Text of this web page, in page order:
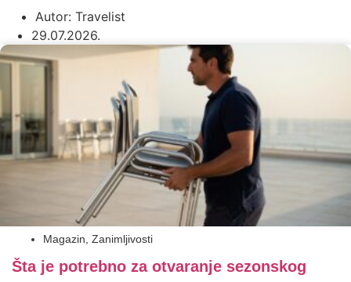
Autor: Travelist
29.07.2026.
Magazin Zanimljivosti
Šta je potrebno za otvaranje sezonskog